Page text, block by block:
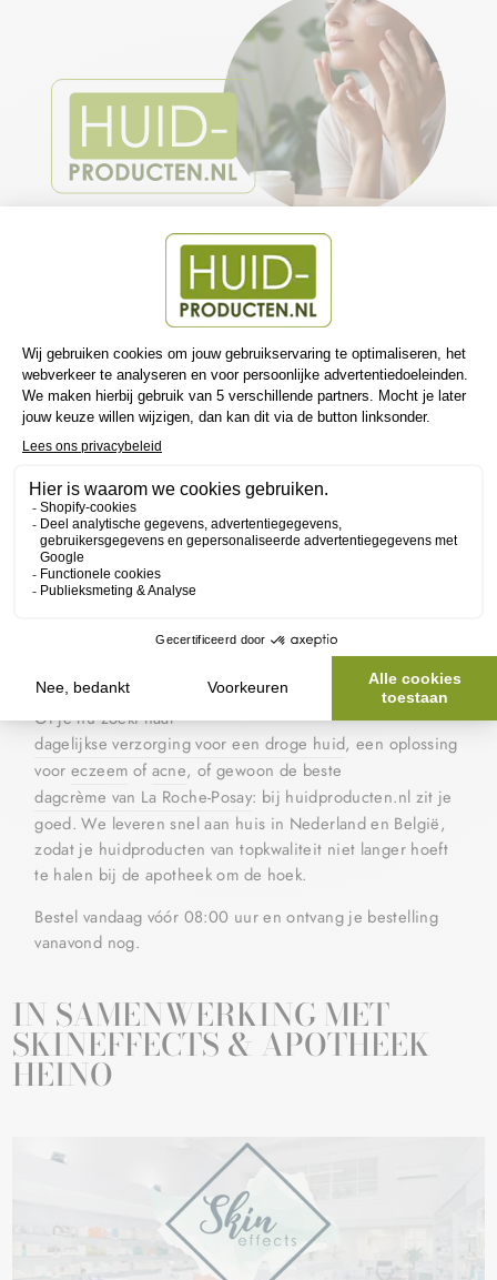
GESPECIALISEERD IN MEDISCHE
HUIDVERZORGING
HUIDPRODUCTEN.NL
Bij huidproducten.nl vind je een zorgvuldig samengesteld
assortiment van medische huidverzorging van de beste
dermatologische merken. Denk aanLa Roche-Posay,Vichy
,Dermasence,Bipharma
. Merken die je normaal alleen bij de apotheek of
huidtherapeut vindt, nu gemakkelijk online te bestellen.
Wat ons onderscheidt is onze achtergrond. Ons
assortiment is samengesteld vanuit de kennis van een
apotheker, schoonheidsspecialist en huidtherapeut. Dat
vindt, maar producten die écht werken. Ook bij een
Of je nu zoekt naar
dagelijkse verzorging voor een droge huid , een oplossing
vooreczeem of acne , of gewoon de beste
dagcrème van La Roche-Posay: bij huidproducten.nl zit je
goed. We leveren snel aan huis in Nederland en België,
zodat je huidproducten van topkwaliteit niet langer hoeft
te halen bij de apotheek om de hoek.
Bestel vandaag vóór 08:00 uur en ontvang je bestelling
vanavond nog.
IN SAMENWERKING MET
SKINEFFECTS & APOTHEEK
HEINO